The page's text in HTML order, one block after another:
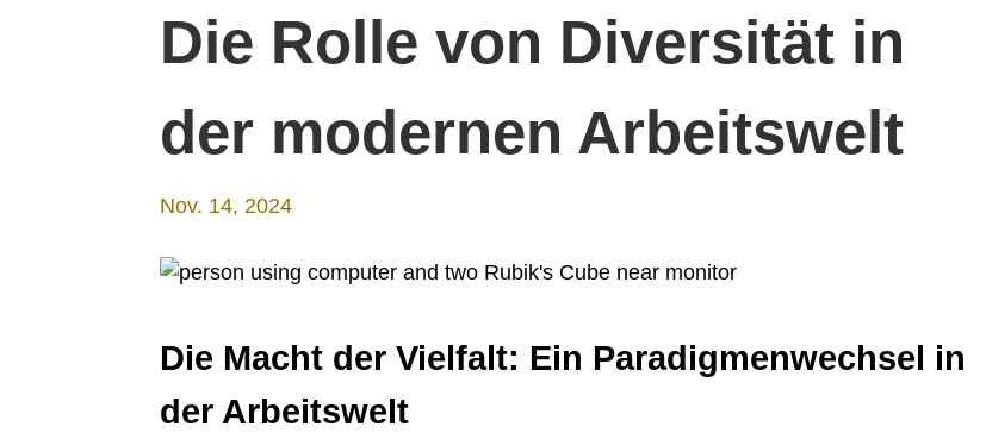
Die Rolle von Diversität in
der modernen Arbeitswelt
Nov. 14, 2024
Die Macht der Vielfalt: Ein Paradigmenwechsel in
der Arbeitswelt